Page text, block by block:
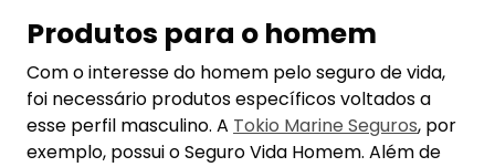
Produtos para o homem
Com o interesse do homem pelo seguro de vida,
foi necessário produtos específicos voltados a
esse perfil masculino. A Tokio Marine Seguros, por
exemplo, possui o Seguro Vida Homem. Além de